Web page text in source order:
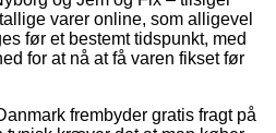
varer online, som alligevel
før et bestemt tidspunkt, med
for at nå at få varen fikset før
frembyder gratis fragt på